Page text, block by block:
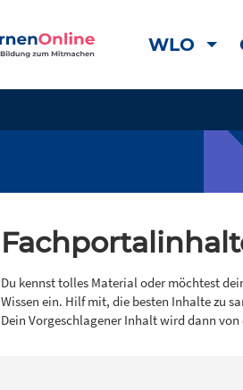
WLO
Du kennst tolles Material oder möchtest
Wissen ein. Hilf mit, die besten Inhalte zu
Dein Vorgeschlagener Inhalt wird dann